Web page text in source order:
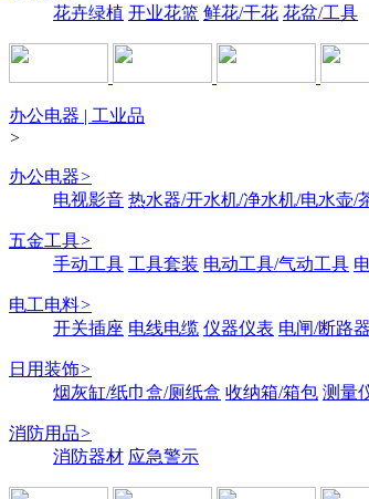
花卉绿植 开业花篮 鲜花/干花 花盆/工具
办公电器 | 工业品
>
办公电器>
电视影音 热水器/开水机/净水机/电水壶/
五金工具>
手动工具 工具套装 电动工具/气动工具
电工电料>
开关插座 电线电缆 仪器仪表 电闸/断路
日用装饰>
烟灰缸/纸巾盒/厕纸盒 收纳箱/箱包 测量
消防用品>
消防器材 应急警示